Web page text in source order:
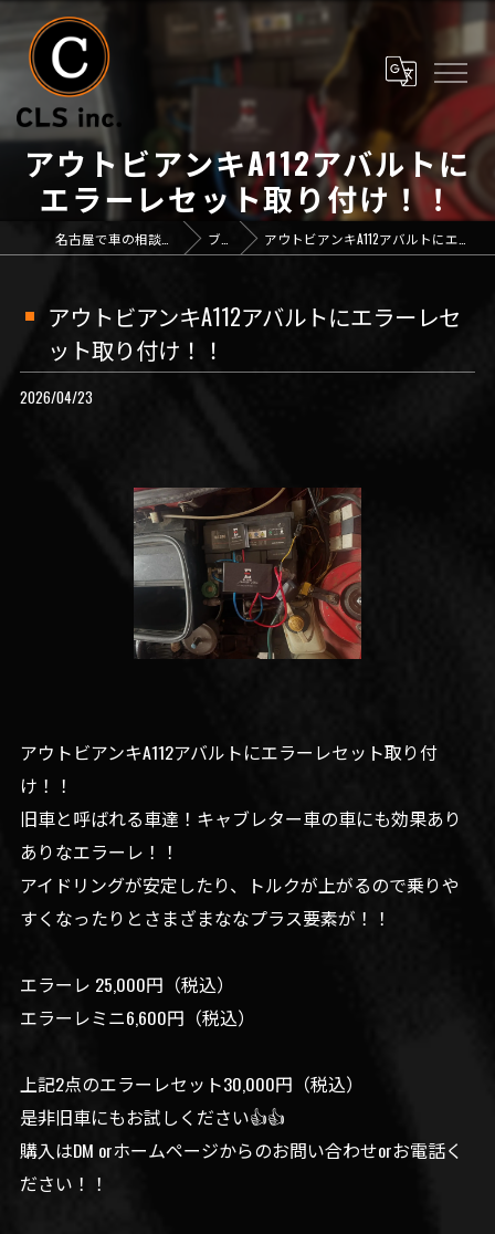
アウトビアンキA112アバルトに
エラーレセット取り付け！！
ブログ アウトビアンキA112アバルトにエラーレセット取り付け！！
アウトビアンキA112アバルトにエラーレセ
ット取り付け！！
2026/04/23
アウトビアンキA112アバルトにエラーレセット取り付
け！！
旧車と呼ばれる車達！キャブレター車の車にも効果あり
ありなエラーレ！！
アイドリングが安定したり、トルクが上がるので乗りや
すくなったりとさまざまななプラス要素が！！
エラーレ 25,000円（税込）
エラーレミニ6,600円（税込）
上記2点のエラーレセット30,000円（税込）
是非旧車にもお試しください👍👍
購入はDM orホームページからのお問い合わせorお電話く
ださい！！